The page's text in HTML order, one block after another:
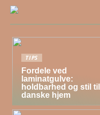
TIPS
Fordele ved
laminatgulve:
holdbarhed og stil til
danske hjem